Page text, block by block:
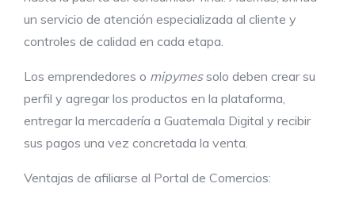
un servicio de atención especializada al cliente y
controles de calidad en cada etapa.
Los emprendedores o mipymessolo deben crear su
perfil y agregar los productos en la plataforma,
entregar la mercadería a Guatemala Digital y recibir
sus pagos una vez concretada la venta.
Ventajas de afiliarse al Portal de Comercios: